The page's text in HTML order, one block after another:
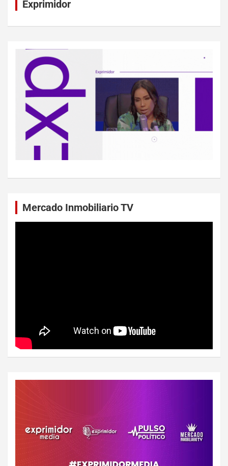
Exprimidor
Mercado Inmobiliario TV